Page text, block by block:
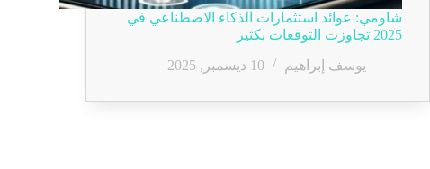
شاومي: عوائد استثمارات الذكاء الاصطناعي في
2025 تجاوزت التوقعات بكثير
يوسف إبراهيم
10 ديسمبر, 2025